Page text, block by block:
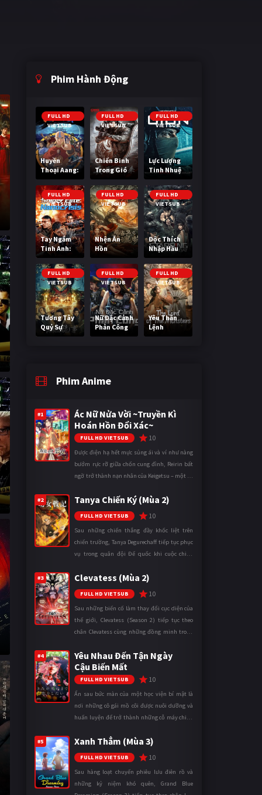
Phim Hành Động
FULL HD
VIETSUB
Huyền
Thoại Aang:
Tiết Khí Sư
Cuối Cùng
FULL HD
VIETSUB
Chiến Binh
Trong Gió
FULL HD
VIETSUB
Lực Lượng
Tinh Nhuệ
FULL HD
VIETSUB
Tay Ngắm
Tinh Anh:
Nguy Cơ
Nano
FULL HD
VIETSUB
Nhện Ăn
Hồn
FULL HD
VIETSUB
Độc Thích
Nhập Hầu
FULL HD
VIETSUB
Tương Tây
Quỷ Sự
FULL HD
VIETSUB
Nữ Đặc Cảnh
Phản Công
FULL HD
VIETSUB
Yêu Thần
Lệnh
Phim Anime
#1
Ác Nữ Nửa Vời ~Truyền Kì
Hoán Hồn Đổi Xác~
FULL HD VIETSUB 10
Được điện hạ hết mực sủng ái và ví như nàng
bướm rực rỡ giữa chốn cung đình, Reirin bất
ngờ trở thành nạn nhân của Keigetsu – một kẻ
thuật để hoán đổi th ...
#2 Tanya Chiến Ký (Mùa 2)
FULL HD VIETSUB 10
Sau những chiến thắng đầy khốc liệt trên
chiến trường, Tanya Degurechaff tiếp tục phục
vụ trong quân đội Đế quốc khi cuộc chiến
mặt trận. Dù sở hữu tài năn ...
#3 Clevatess (Mùa 2)
FULL HD VIETSUB 10
Sau những biến cố làm thay đổi cục diện của
thế giới, Clevatess (Season 2) tiếp tục theo
chân Clevatess cùng những đồng minh trong
loại đến bờ vực diệ ...
#4
Yêu Nhau Đến Tận Ngày
Cậu Biến Mất
FULL HD VIETSUB 10
Ẩn sau bức màn của một học viện bí mật là
nơi những cô gái mồ côi được nuôi dưỡng và
huấn luyện để trở thành những cỗ máy chiến
được xem là điều hiển nh ...
#5 Xanh Thẳm (Mùa 3)
FULL HD VIETSUB 10
Sau hàng loạt chuyến phiêu lưu điên rồ và
những kỷ niệm khó quên, Grand Blue